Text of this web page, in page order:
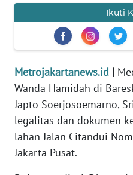
Ikuti
Metrojakartanews.id |
Wanda Hamidah di
Japto Soerjosoemarno,
legalitas dan dokumen
lahan Jalan Citandui
Jakarta Pusat.
KAMI
PEDOMAN
MEDIA
SIBER
REDAKSI
KARIR